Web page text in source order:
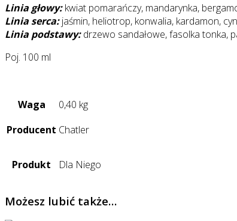
Linia głowy:kwiat pomarańczy, mandarynka,
Linia serca:jaśmin, heliotrop, konwalia, kardamon,
Linia podstawy:drzewo sandałowe, fasolka tonka,
Poj. 100 ml
Waga
0,40 kg
Producent Chatler
Produkt Dla Niego
Możesz lubić także…